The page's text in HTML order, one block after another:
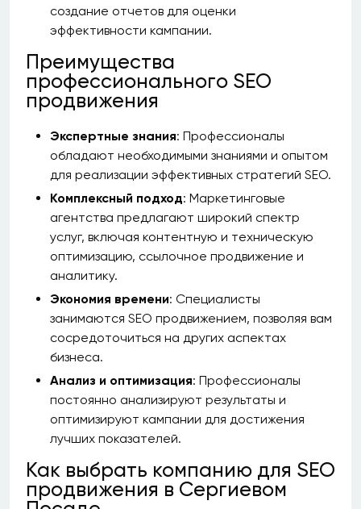
создание отчетов для оценки
эффективности кампании.
Преимущества
профессионального SEO
продвижения
Экспертные знания: Профессионалы
обладают необходимыми знаниями и опытом
для реализации эффективных стратегий SEO.
Комплексный подход: Маркетинговые
агентства предлагают широкий спектр
услуг, включая контентную и техническую
оптимизацию, ссылочное продвижение и
аналитику.
Экономия времени: Специалисты
занимаются SEO продвижением, позволяя вам
сосредоточиться на других аспектах
бизнеса.
Анализ и оптимизация: Профессионалы
постоянно анализируют результаты и
оптимизируют кампании для достижения
лучших показателей.
Как выбрать компанию для SEO
продвижения в Сергиевом